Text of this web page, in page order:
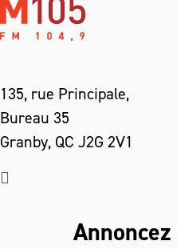
135, rue Principale,
Bureau 35
Granby, QC J2G 2V1
Annoncez